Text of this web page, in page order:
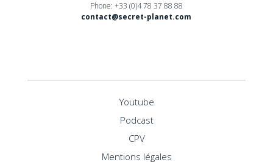
Phone: +33 (0)4 78 37 88 88
contact@secret-planet.com
Youtube
Podcast
CPV
Mentions légales